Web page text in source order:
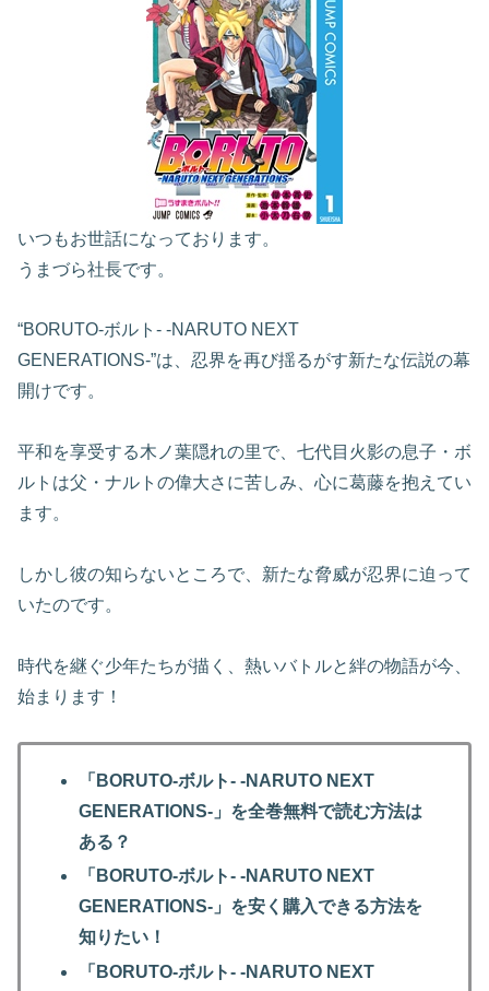
いつもお世話になっております。
うまづら社長です。
“BORUTO‐ボルト‐ -NARUTO NEXT
GENERATIONS-”は、忍界を再び揺るがす新たな伝説の幕
開けです。
平和を享受する木ノ葉隠れの里で、七代目火影の息子・ボ
ルトは父・ナルトの偉大さに苦しみ、心に葛藤を抱えてい
ます。
しかし彼の知らないところで、新たな脅威が忍界に迫って
いたのです。
時代を継ぐ少年たちが描く、熱いバトルと絆の物語が今、
始まります！
「BORUTO-ボルト- -NARUTO NEXT
GENERATIONS-」を全巻無料で読む方法は
ある？
「BORUTO-ボルト- -NARUTO NEXT
GENERATIONS-」を安く購入できる方法を
知りたい！
「BORUTO-ボルト- -NARUTO NEXT